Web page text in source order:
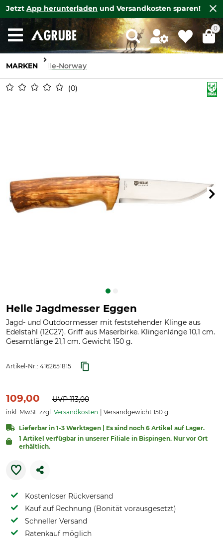
Jetzt App herunterladen und Versandkosten sparen!
0
MARKEN Helle-Norway
0
Helle Jagdmesser Eggen
Jagd- und Outdoormesser mit feststehender Klinge aus
Edelstahl (12C27). Griff aus Maserbirke. Klingenlänge 10,1 cm.
Gesamtlänge 21,1 cm. Gewicht 150 g.
Artikel-Nr.: 4162651815
109,00 UVP113,00
inkl. MwSt. zzgl. Versandkosten Versandgewicht 150 g
Lieferbar in 1-3 Werktagen | Es sind noch 6 Artikel auf Lager.
1 Artikel verfügbar in unserer Filiale in Bispingen. Nur vor Ort
erhältlich.
Kostenloser Rückversand
Kauf auf Rechnung (Bonität vorausgesetzt)
Schneller Versand
Ratenkauf möglich